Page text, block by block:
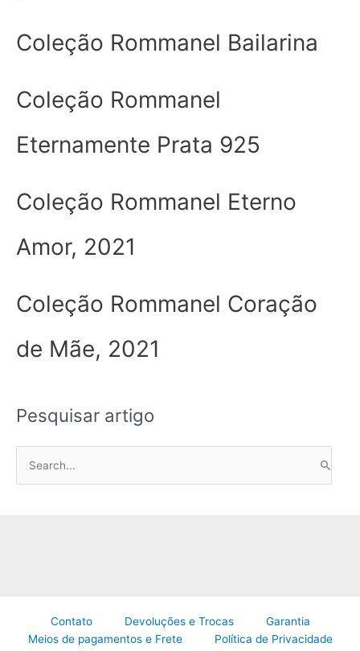
Coleção Rommanel Bailarina
Coleção Rommanel
Eternamente Prata 925
Coleção Rommanel Eterno
Amor, 2021
Coleção Rommanel Coração
de Mãe, 2021
Pesquisar artigo
Contato Devoluções e Trocas
Garantia
Meios de pagamentos e Frete
Política de Privacidade